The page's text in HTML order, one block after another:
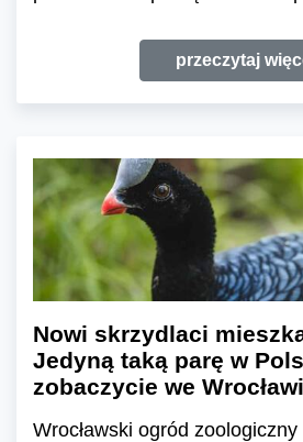
przeczytaj
Nowi skrzydlaci
Jedyną taką parę w
zobaczycie we
Wrocławski ogród